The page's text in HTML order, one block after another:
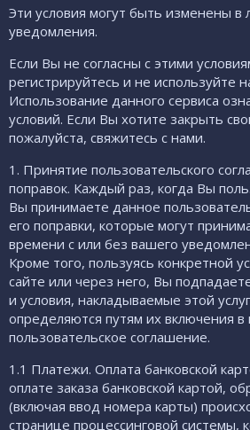
Эти условия могут быть изменены в
уведомления.
Если Вы не согласны с этими
регистрируйтесь и не используйте
Использование данного сервиса
условий. Если Вы хотите закрыть
пожалуйста, свяжитесь с нами.
1. Принятие пользовательского
поправок. Каждый раз, когда Вы
Вы принимаете данное
его поправки, которые могут
времени с или без вашего
Кроме того, пользуясь конкретной
сайте или через него, Вы
и условия, накладываемые этой
определяются путям их включения
пользовательское соглашение.
1.1 Платежи. Оплата банковской
оплате заказа банковской картой,
(включая ввод номера карты)
странице процессинговой системы,